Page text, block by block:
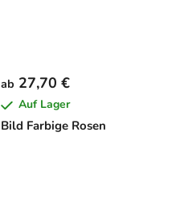
Bild Farbige Rosen
ab 27,70 €
Auf Lager